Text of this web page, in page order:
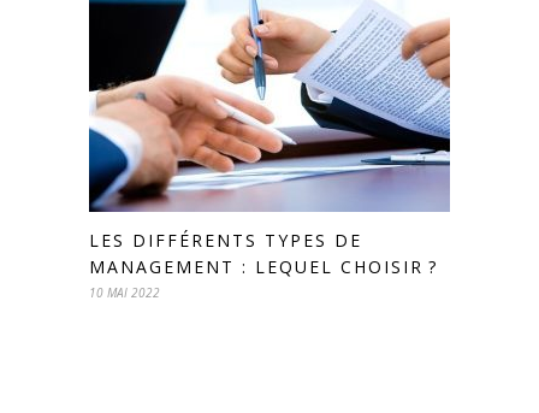
LES DIFFÉRENTS TYPES DE
MANAGEMENT : LEQUEL CHOISIR ?
10 MAI 2022